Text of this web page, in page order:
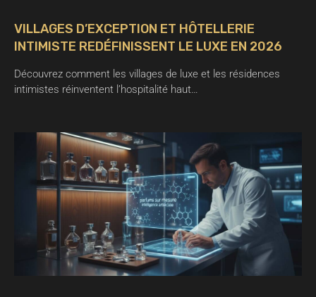
VILLAGES D’EXCEPTION ET HÔTELLERIE
INTIMISTE REDÉFINISSENT LE LUXE EN 2026
Découvrez comment les villages de luxe et les résidences
intimistes réinventent l’hospitalité haut…